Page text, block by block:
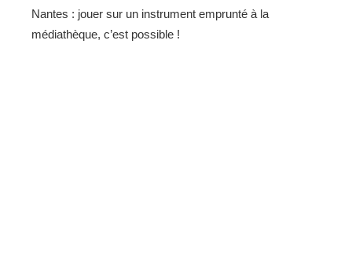
Nantes : jouer sur un instrument emprunté à la
médiathèque, c’est possible !